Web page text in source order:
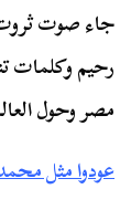
جاء صوت ثروت
رحيم وكلمات
مصر وحول
عودوا مثل